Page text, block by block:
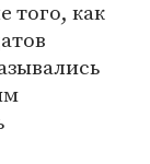
того, как